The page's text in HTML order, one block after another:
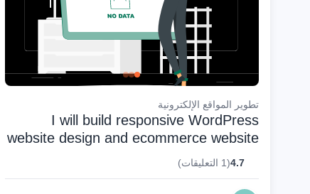
تطوير المواقع الإلكترونية
I will build responsive WordPress
website design and ecommerce website
4.7(1 التعليقات)